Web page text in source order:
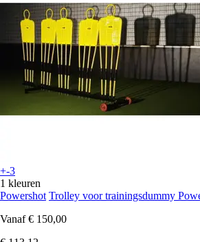
+-3
1 kleuren
Powershot Trolley voor trainingsdummy
Vanaf € 150,00